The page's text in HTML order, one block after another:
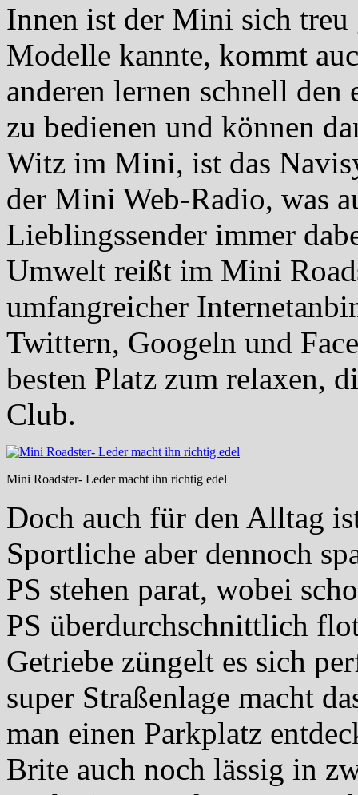
Innen ist der Mini sich treu
Modelle kannte, kommt
anderen lernen schnell
zu bedienen und können
Witz im Mini, ist das
der Mini Web-Radio, was
Lieblingssender immer
Umwelt reißt im Mini
umfangreicher
Twittern, Googeln und
besten Platz zum relaxen,
Club.
Mini Roadster- Leder macht ihn richtig edel
Doch auch für den Alltag
Sportliche aber dennoch
PS stehen parat, wobei
PS überdurchschnittlich
Getriebe züngelt es sich
super Straßenlage macht
man einen Parkplatz
Brite auch noch lässig in